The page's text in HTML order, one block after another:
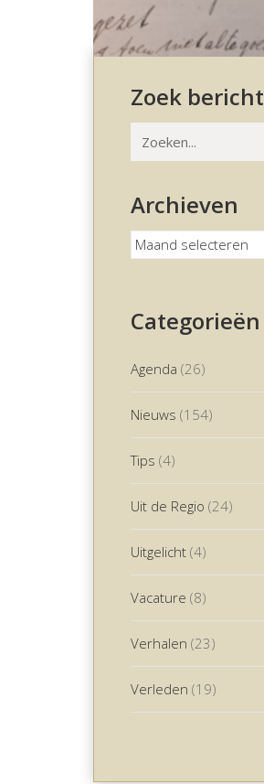
Zoek bericht
naar:
Archieven
Archieven
Categorieën
Agenda (26)
Nieuws (154)
Tips (4)
Uit de Regio (24)
Uitgelicht (4)
Vacature (8)
Verhalen (23)
Verleden (19)